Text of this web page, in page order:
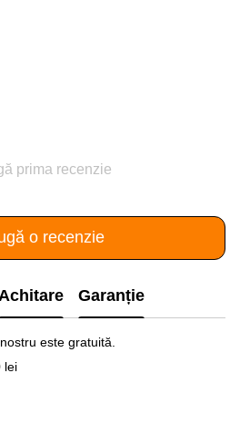
prima recenzie
o recenzie
Garanție
este gratuită.
lei